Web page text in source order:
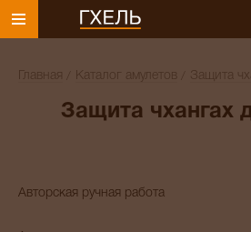
Главная Каталог амулетов Защита
Защита чхангах
Авторская ручная работа